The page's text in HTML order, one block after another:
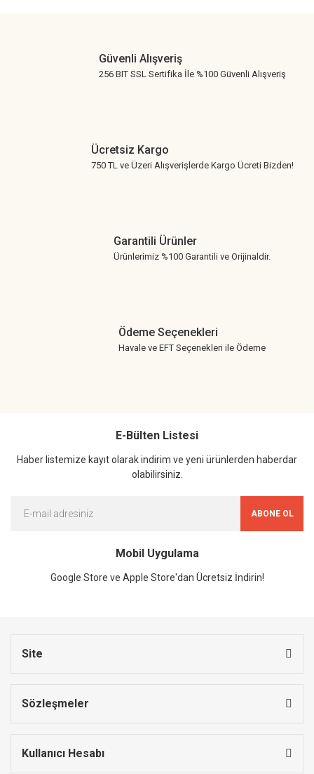
Güvenli Alışveriş
256 BIT SSL Sertifika İle %100 Güvenli Alışveriş
Ücretsiz Kargo
750 TL ve Üzeri Alışverişlerde Kargo Ücreti Bizden!
Garantili Ürünler
Ürünlerimiz %100 Garantili ve Orijinaldir.
Ödeme Seçenekleri
Havale ve EFT Seçenekleri ile Ödeme
E-Bülten Listesi
Haber listemize kayıt olarak indirim ve yeni ürünlerden haberdar
olabilirsiniz.
ABONE OL
Mobil Uygulama
Google Store ve Apple Store'dan Ücretsiz İndirin!
Site
Sözleşmeler
Kullanıcı Hesabı